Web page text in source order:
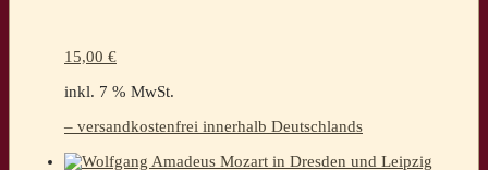
15,00 €
inkl. 7 % MwSt.
– versandkostenfrei innerhalb Deutschlands